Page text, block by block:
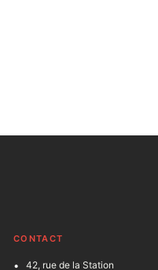
CONTACT
42, rue de la Station